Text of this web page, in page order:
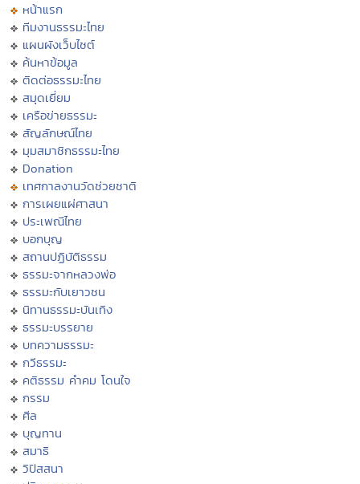
หน้าแรก
ทีมงานธรรมะไทย
แผนผังเว็บไซต์
ค้นหาข้อมูล
ติดต่อธรรมะไทย
สมุดเยี่ยม
เครือข่ายธรรมะ
สัญลักษณ์ไทย
มุมสมาชิกธรรมะไทย
Donation
เทศกาลงานวัดช่วยชาติ
การเผยแผ่ศาสนา
ประเพณีไทย
บอกบุญ
สถานปฏิบัติธรรม
ธรรมะจากหลวงพ่อ
ธรรมะกับเยาวชน
นิทานธรรมะบันเทิง
ธรรมะบรรยาย
บทความธรรมะ
กวีธรรมะ
คติธรรม คำคม โดนใจ
กรรม
ศีล
บุญทาน
สมาธิ
วิปัสสนา